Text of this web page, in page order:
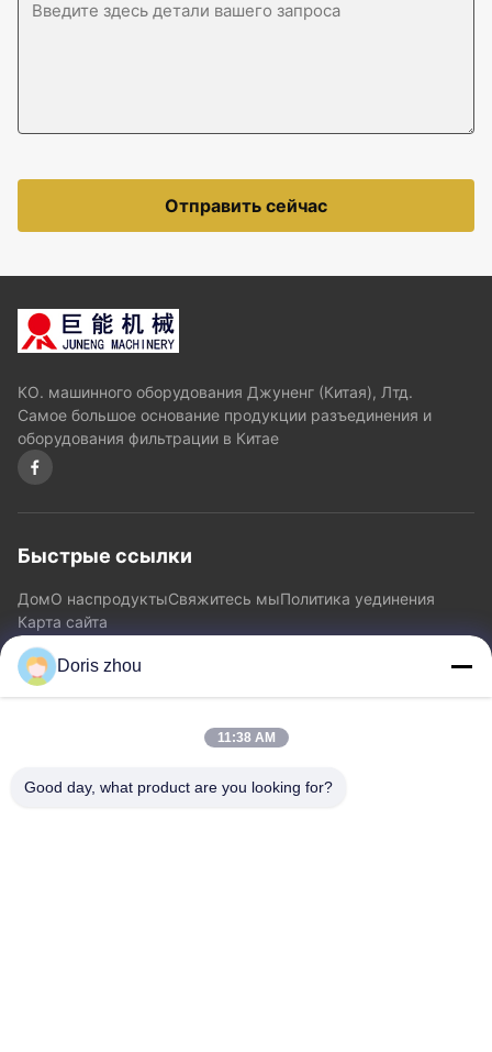
Отправить сейчас
КО. машинного оборудования Джуненг (Китая), Лтд.
Самое большое основание продукции разъединения и
оборудования фильтрации в Китае
Быстрые ссылки
ДомО наспродуктыСвяжитесь мыПолитика уединения
Карта сайта
Свяжитесь мы
Адрес: Дорога Chaoyang, городок Zhotie, город Цзянсу
Doris zhou
11:38 AM
Good day, what product are you looking for?